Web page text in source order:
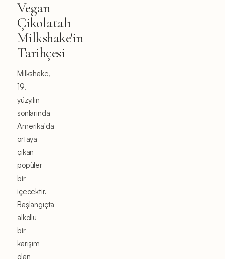
Vegan
Çikolatalı
Milkshake'in
Tarihçesi
Milkshake,
19.
yüzyılın
sonlarında
Amerika'da
ortaya
çıkan
popüler
bir
içecektir.
Başlangıçta
alkollü
bir
karışım
olan